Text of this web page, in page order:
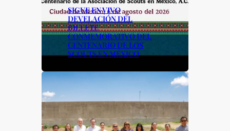
SIGUE EN VIVO
DEVELACIÓN DEL
BILLETE
CONMEMORATIVO DEL
CENTENARIO DE LOS
SCOUTS EN MÉXICO